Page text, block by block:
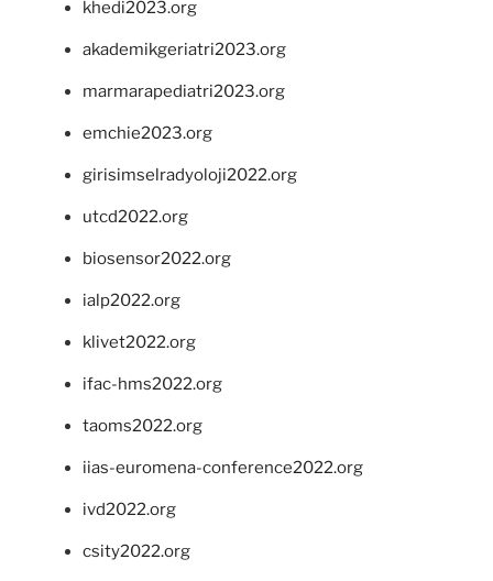
khedi2023.org
akademikgeriatri2023.org
marmarapediatri2023.org
emchie2023.org
girisimselradyoloji2022.org
utcd2022.org
biosensor2022.org
ialp2022.org
klivet2022.org
ifac-hms2022.org
taoms2022.org
iias-euromena-conference2022.org
ivd2022.org
csity2022.org